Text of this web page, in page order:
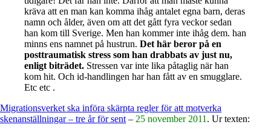
kräva att en man kan komma ihåg antalet egna barn, deras
namn och ålder, även om att det gått fyra veckor sedan
han kom till Sverige. Men han kommer inte ihåg dem. han
minns ens namnet på hustrun. Det här beror på en
posttraumatisk stress som han drabbats av just nu,
enligt biträdet. Stressen var inte lika påtaglig när han
kom hit. Och id-handlingen har han fått av en smugglare.
Etc etc .
Migrationsverket ska införa skärpta regler för att motverka
skenanställningar – tre år för sent – 25 november 2011 . Ur texten: